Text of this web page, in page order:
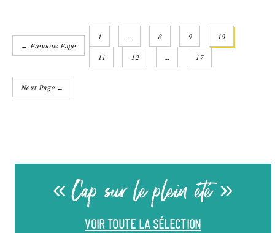
← Previous Page
1 8 9 10
11 12 17
Next Page →
« Cap sur le plein été »
VOIR TOUTE LA SÉLECTION